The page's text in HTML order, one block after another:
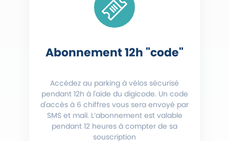
Abonnement 12h "code"
Accédez au parking à vélos sécurisé
pendant 12h à l'aide du digicode. Un code
d'accès à 6 chiffres vous sera envoyé par
SMS et mail. L’abonnement est valable
pendant 12 heures à compter de sa
souscription